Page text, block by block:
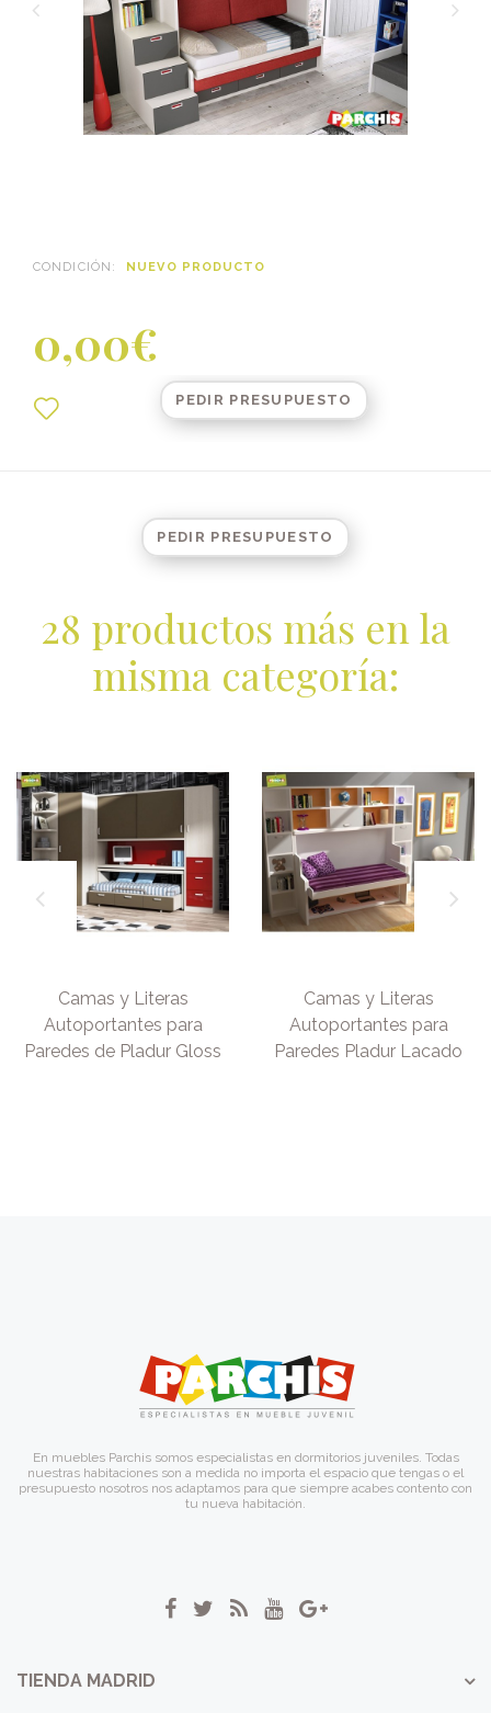
CONDICIÓN: NUEVO PRODUCTO
0,00€
PEDIR PRESUPUESTO
PEDIR PRESUPUESTO
28 productos más en la
misma categoría:
Camas y Literas
Autoportantes para
Paredes de Pladur Gloss
Camas y Literas
Autoportantes para
Paredes Pladur Lacado
En muebles Parchis somos especialistas en dormitorios juveniles. Todas
nuestras habitaciones son a medida no importa el espacio que tengas o el
presupuesto nosotros nos adaptamos para que siempre acabes contento con
tu nueva habitación.
TIENDA MADRID